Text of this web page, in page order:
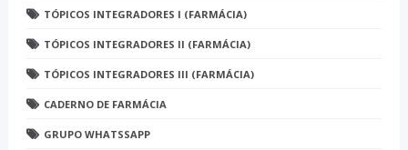
TÓPICOS INTEGRADORES I (FARMÁCIA)
TÓPICOS INTEGRADORES II (FARMÁCIA)
TÓPICOS INTEGRADORES III (FARMÁCIA)
CADERNO DE FARMÁCIA
GRUPO WHATSSAPP